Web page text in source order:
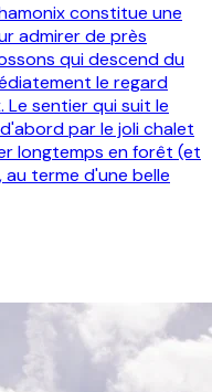
constitue une
admirer de près
qui descend du
le regard
Le sentier qui suit le
par le joli chalet
longtemps en forêt (et
terme d'une belle